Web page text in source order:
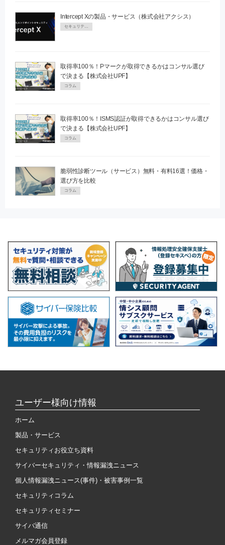
Intercept Xの製品・サービス（株式会社アクシス）
セキュリティPR
取得率100％！Pマークが取得できるかはコンサル選び
で決まる【株式会社UPF】
コラム
取得率100％！ISMS認証が取得できるかはコンサル選び
で決まる【株式会社UPF】
コラム
脆弱性診断ツール（サービス）無料・有料16選！価格・
選び方を比較
コラム
ユーザー様向け情報
ホーム
製品・サービス
セキュリティお役立ち資料
サイバーセキュリティ・情報漏洩ニュース
個人情報漏洩ニュース(事件)・被害事例一覧
セキュリティコラム
セキュリティセミナー
サイバ通信
メルマガ会員登録